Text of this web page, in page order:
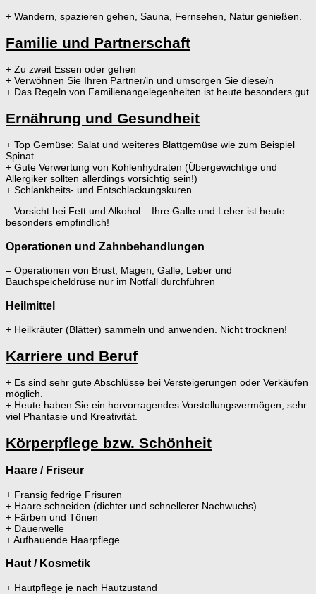
+ Wandern, spazieren gehen, Sauna, Fernsehen, Natur genießen.
Familie und Partnerschaft
+ Zu zweit Essen oder gehen
+ Verwöhnen Sie Ihren Partner/in und umsorgen Sie diese/n
+ Das Regeln von Familienangelegenheiten ist heute besonders gut
Ernährung und Gesundheit
+ Top Gemüse: Salat und weiteres Blattgemüse wie zum Beispiel
Spinat
+ Gute Verwertung von Kohlenhydraten (Übergewichtige und
Allergiker sollten allerdings vorsichtig sein!)
+ Schlankheits- und Entschlackungskuren
– Vorsicht bei Fett und Alkohol – Ihre Galle und Leber ist heute
besonders empfindlich!
Operationen und Zahnbehandlungen
– Operationen von Brust, Magen, Galle, Leber und
Bauchspeicheldrüse nur im Notfall durchführen
Heilmittel
+ Heilkräuter (Blätter) sammeln und anwenden. Nicht trocknen!
Karriere und Beruf
+ Es sind sehr gute Abschlüsse bei Versteigerungen oder Verkäufen
möglich.
+ Heute haben Sie ein hervorragendes Vorstellungsvermögen, sehr
viel Phantasie und Kreativität.
Körperpflege bzw. Schönheit
Haare / Friseur
+ Fransig fedrige Frisuren
+ Haare schneiden (dichter und schnellerer Nachwuchs)
+ Färben und Tönen
+ Dauerwelle
+ Aufbauende Haarpflege
Haut / Kosmetik
+ Hautpflege je nach Hautzustand